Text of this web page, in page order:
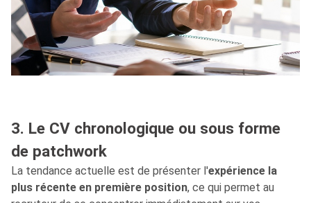
3. Le CV chronologique ou sous forme
de patchwork
La tendance actuelle est de présenter l'expérience la
plus récente en première position, ce qui permet au